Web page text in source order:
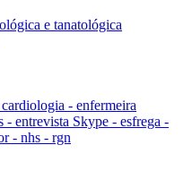
e tanatológica
- enfermeira
- entrevista Skype - esfrega -
- nhs - rgn